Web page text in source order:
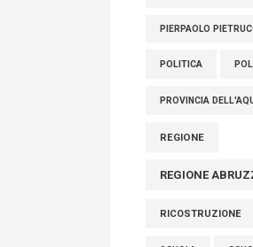
PIERPAOLO
POLITICA
PROVINCIA
REGIONE
REGIONE
RICOSTRUZIONE